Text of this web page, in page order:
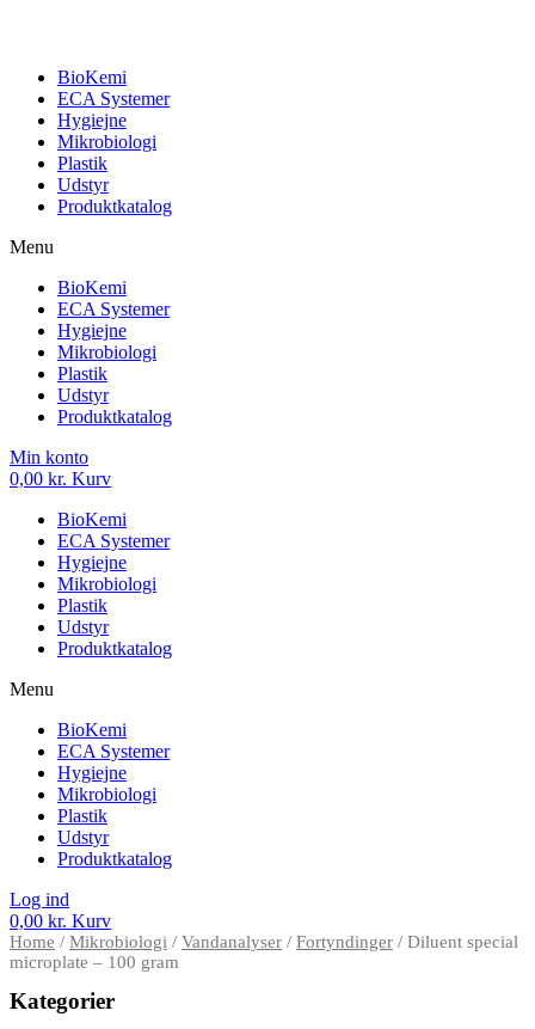
BioKemi
ECA Systemer
Hygiejne
Mikrobiologi
Plastik
Udstyr
Produktkatalog
Menu
BioKemi
ECA Systemer
Hygiejne
Mikrobiologi
Plastik
Udstyr
Produktkatalog
Min konto
0,00 kr. Kurv
BioKemi
ECA Systemer
Hygiejne
Mikrobiologi
Plastik
Udstyr
Produktkatalog
Menu
BioKemi
ECA Systemer
Hygiejne
Mikrobiologi
Plastik
Udstyr
Produktkatalog
Log ind
0,00 kr. Kurv
Home / Mikrobiologi / Vandanalyser / Fortyndinger / Diluent special
microplate – 100 gram
Kategorier